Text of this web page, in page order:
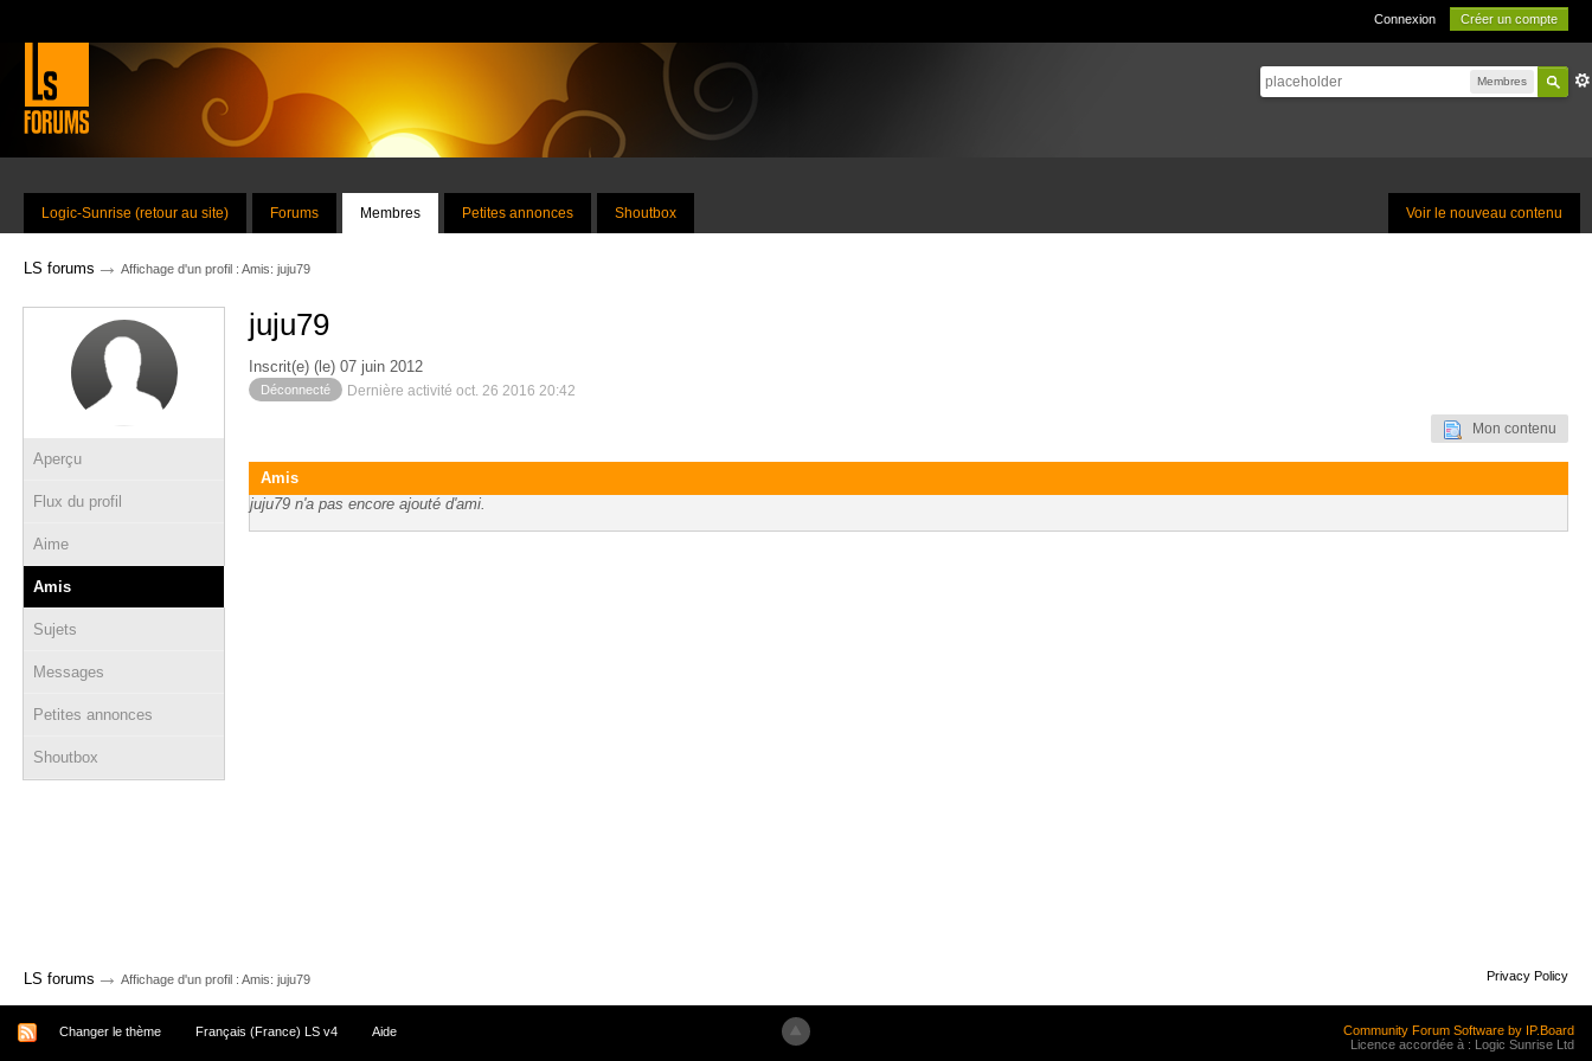
Connexion Créer un compte
Membres
Voir le nouveau contenu
Logic-Sunrise (retour au site) Forums Membres Petites annonces Shoutbox
LS forums → Affichage d'un profil : Amis: juju79
Aperçu
Flux du profil
Aime
Amis
Sujets
Messages
Petites annonces
Shoutbox
juju79
Inscrit(e) (le) 07 juin 2012
Déconnecté Dernière activité oct. 26 2016 20:42
Mon contenu
Amis
juju79 n'a pas encore ajouté d'ami.
LS forums → Affichage d'un profil : Amis: juju79 Privacy Policy
Changer le thème Français (France) LS v4 Aide
Community Forum Software by IP.Board
Licence accordée à : Logic Sunrise Ltd